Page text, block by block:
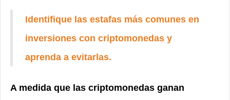
Identifique las estafas más comunes en
inversiones con criptomonedas y
aprenda a evitarlas.
A medida que las criptomonedas ganan